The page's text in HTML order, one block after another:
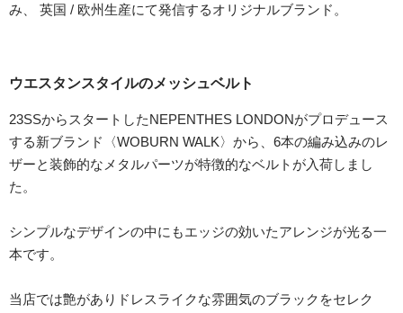
み、 英国 / 欧州生産にて発信するオリジナルブランド。
ウエスタンスタイルのメッシュベルト
23SSからスタートしたNEPENTHES LONDONがプロデュース
する新ブランド〈WOBURN WALK〉から、6本の編み込みのレ
ザーと装飾的なメタルパーツが特徴的なベルトが入荷しまし
た。
シンプルなデザインの中にもエッジの効いたアレンジが光る一
本です。
当店では艶がありドレスライクな雰囲気のブラックをセレク